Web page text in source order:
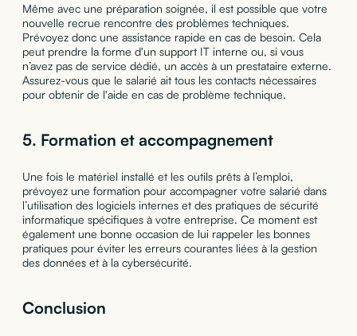
Même avec une préparation soignée, il est possible que votre
nouvelle recrue rencontre des problèmes techniques.
Prévoyez donc une assistance rapide en cas de besoin. Cela
peut prendre la forme d'un support IT interne ou, si vous
n’avez pas de service dédié, un accès à un prestataire externe.
Assurez-vous que le salarié ait tous les contacts nécessaires
pour obtenir de l'aide en cas de problème technique.
5. Formation et accompagnement
Une fois le matériel installé et les outils prêts à l’emploi,
prévoyez une formation pour accompagner votre salarié dans
l’utilisation des logiciels internes et des pratiques de sécurité
informatique spécifiques à votre entreprise. Ce moment est
également une bonne occasion de lui rappeler les bonnes
pratiques pour éviter les erreurs courantes liées à la gestion
des données et à la cybersécurité.
Conclusion